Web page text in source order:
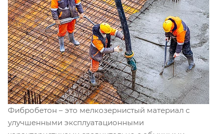
Фибробетон – это мелкозернистый материал с
улучшенными эксплуатационными